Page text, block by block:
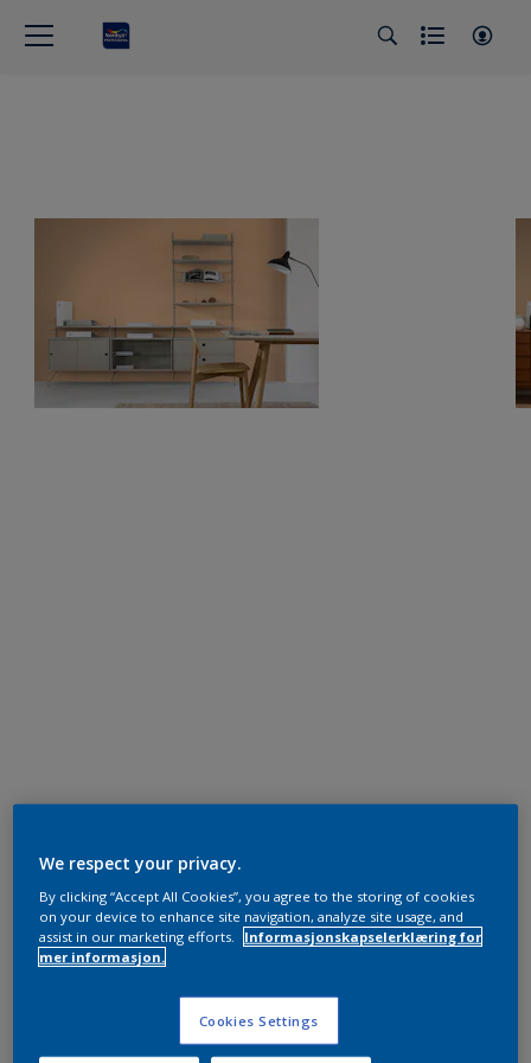
We respect your privacy.
By clicking “Accept All Cookies”, you agree to the storing of cookies
on your device to enhance site navigation, analyze site usage, and
assist in our marketing efforts.
Informasjonskapselerklæring for
mer informasjon.
Cookies Settings